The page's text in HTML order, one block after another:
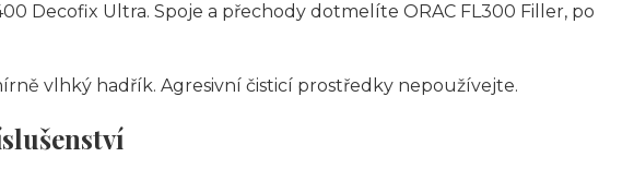
Decofix Ultra. Spoje a přechody dotmelíte ORAC FL300 Filler, po
vlhký hadřík. Agresivní čisticí prostředky nepoužívejte.